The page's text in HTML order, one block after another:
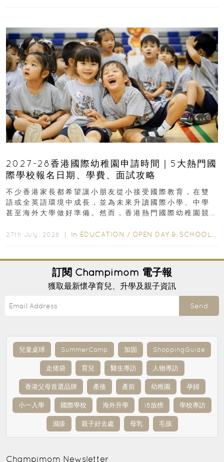
2027-28香港國際幼稚園申請時間｜5大熱門國
際學校報名日期、學費、面試攻略
不少香港家長都希望讓小朋友從小接受國際教育，在雙
語或全英語環境中成長，並為未來升讀國際小學、中學
甚至海外大學做好準備。然而，香港熱門國際幼稚園競
27th July, 2026 ｜ In EDUCATION / OPEN DAY & SCHOOL EVENTS
訂閱 Champimom 電子報
獲取最新懷孕育兒、升學及親子資訊
Send
兒童桌球 SummerCamp 加固 ShoppingGuide
走佬袋 育兒 醫生專訪 人物專訪
香港父母首選品牌 產後 產前 幼稚園 孕婦
小一入學 國際學校 海外升學 IB放榜 學校專訪
濕疹 親子好去處 母乳 毛孩
Champimom Newsletter